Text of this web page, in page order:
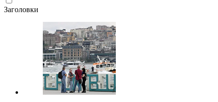
Заголовки